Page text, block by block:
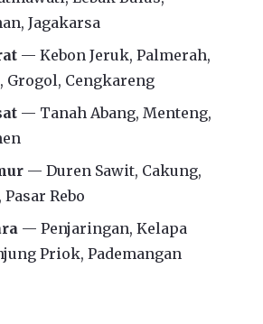
Jagakarsa
— Kebon Jeruk, Palmerah,
Grogol, Cengkareng
— Tanah Abang, Menteng,
— Duren Sawit, Cakung,
Rebo
— Penjaringan, Kelapa
Priok, Pademangan